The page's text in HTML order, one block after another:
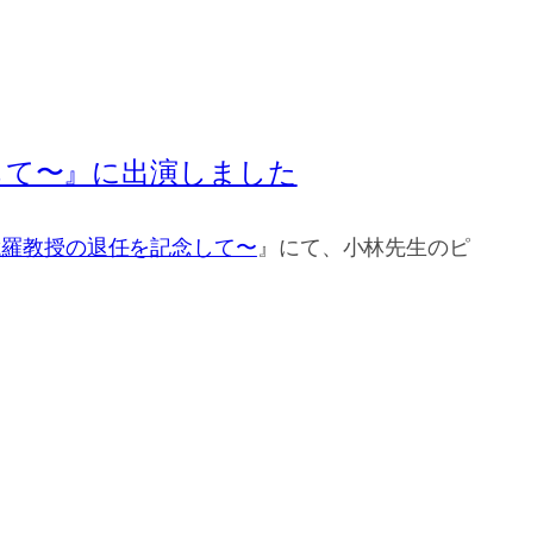
〜』に出演しました
教授の退任を記念して〜』にて、小林先生のピ